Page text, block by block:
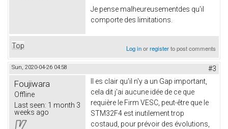
Je pense malheureusementdes qu'il
comporte des limitations.
Top Log inorregisterto post comments
Sun, 2020-04-26 04:58 #3
Foujiwara
Offline
Last seen: 1 month 3
weeks ago
Il es clair qu'il n'y a un Gap important,
cela dit j'ai aucune idée de ce que
requière le Firm VESC, peut-être que le
STM32F4 est inutilement trop
costaud, pour prévoir des évolutions,